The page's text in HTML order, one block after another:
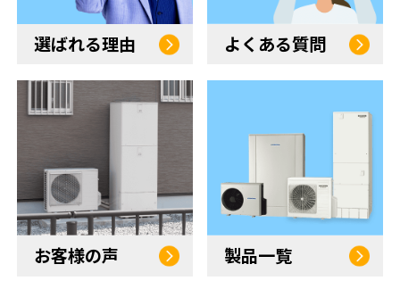
選ばれる理由 よくある質問
お客様の声 製品一覧